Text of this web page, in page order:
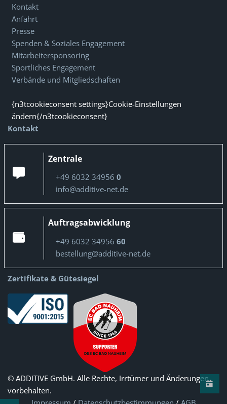
Kontakt
Anfahrt
Presse
Spenden & Soziales Engagement
Mitarbeitersponsoring
Sportliches Engagement
Verbände und Mitgliedschaften
{n3tcookieconsent settings}Cookie-Einstellungen
ändern{/n3tcookieconsent}
Kontakt
Zentrale
+49 6032 34956 0
info@additive-net.de
Auftragsabwicklung
+49 6032 34956 60
bestellung@additive-net.de
Zertifikate & Gütesiegel
© ADDITIVE GmbH. Alle Rechte, Irrtümer und Änderungen
vorbehalten.